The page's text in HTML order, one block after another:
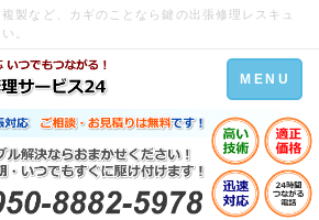
製など、カギのことなら鍵の出張修理レスキュ
。
Toggle
navigation
MENU